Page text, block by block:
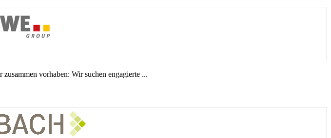
vorhaben: Wir suchen engagierte ...